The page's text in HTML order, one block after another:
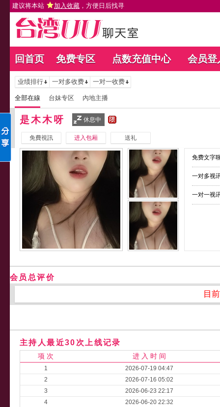
建议将本站 加入收藏 ，方便日后找寻
回首页 免费专区 点数充值中心 会员登
业绩排行 一对多收费 一对一收费
全部在線 台妹专区 內地主播
是木木呀 休息中
免費視訊 进入包厢 送礼
免费文字
一对多视
一对一视
会员总评价
目
主持人最近30次上线记录
项 次 进 入 时 间
1
2026-07-19 04:47
2
2026-07-16 05:02
3
2026-06-23 22:17
4
2026-06-20 22:32